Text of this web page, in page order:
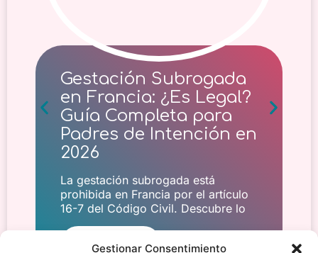
Gestionar Consentimiento
Gestación Subrogada
en Francia: ¿Es Legal?
Guía Completa para
Padres de Intención en
2026
La gestación subrogada está
prohibida en Francia por el artículo
16-7 del Código Civil. Descubre lo
Descubre